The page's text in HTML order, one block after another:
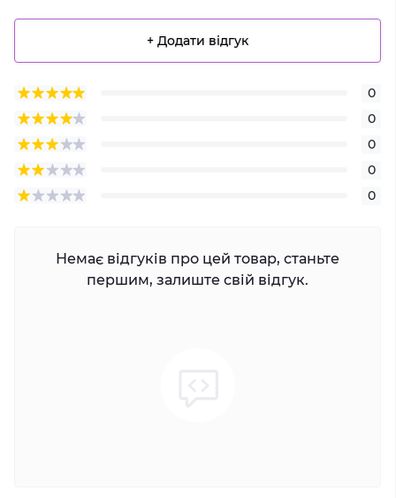
+ Додати відгук
0
0
0
0
0
Немає відгуків про цей товар, станьте
першим, залиште свій відгук.